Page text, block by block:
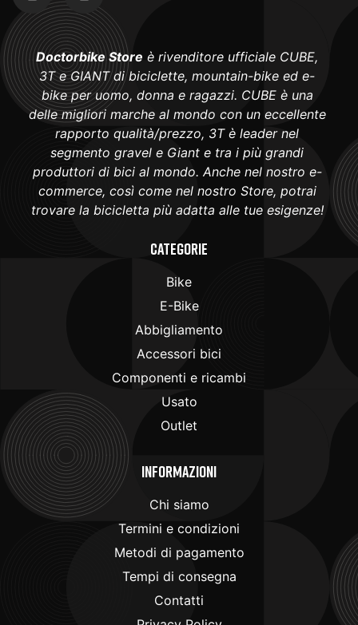
Doctorbike Store è rivenditore ufficiale CUBE,
3T e GIANT di biciclette, mountain-bike ed e-
bike per uomo, donna e ragazzi. CUBE è una
delle migliori marche al mondo con un eccellente
rapporto qualità/prezzo, 3T è leader nel
segmento gravel e Giant e tra i più grandi
produttori di bici al mondo. Anche nel nostro e-
commerce, così come nel nostro Store, potrai
trovare la bicicletta più adatta alle tue esigenze!
Categorie
Bike
E-Bike
Abbigliamento
Accessori bici
Componenti e ricambi
Usato
Outlet
Informazioni
Chi siamo
Termini e condizioni
Metodi di pagamento
Tempi di consegna
Contatti